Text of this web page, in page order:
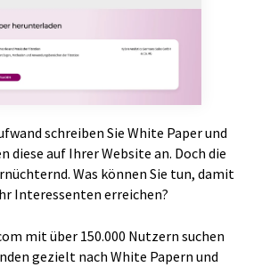
schreiben Sie White Paper und
diese auf Ihrer Website an. Doch die
Was können Sie tun, damit
Interessenten erreichen?
mit über 150.000 Nutzern suchen
gezielt nach White Papern und